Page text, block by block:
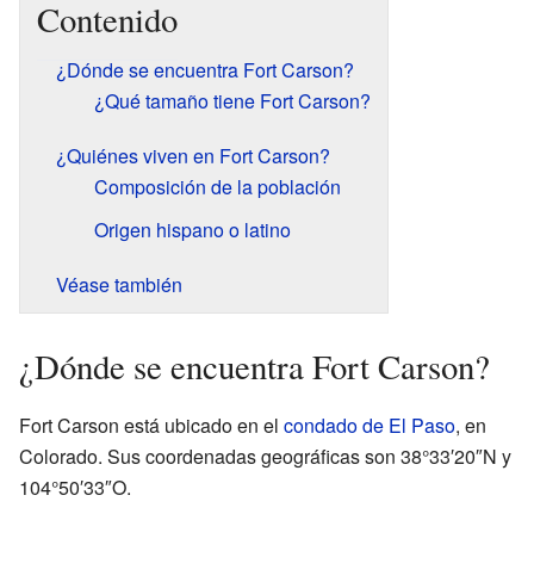
Contenido
¿Dónde se encuentra Fort Carson?
¿Qué tamaño tiene Fort Carson?
¿Quiénes viven en Fort Carson?
Composición de la población
Origen hispano o latino
Véase también
¿Dónde se encuentra Fort Carson?
Fort Carson está ubicado en el condado de El Paso, en
Colorado. Sus coordenadas geográficas son 38°33′20″N y
104°50′33″O.